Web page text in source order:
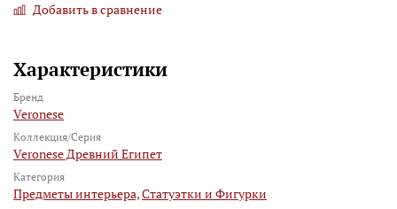
Добавить в сравнение
Характеристики
Бренд
Veronese
Коллекция/Серия
Veronese Древний Египет
Категория
Предметы интерьера,Статуэтки и Фигурки